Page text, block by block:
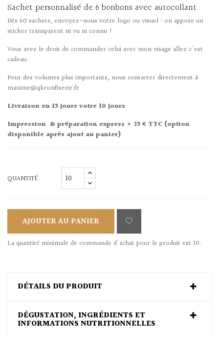
Sachet personnalisé de 6 bonbons avec autocollant
Dès 60 sachets, envoyez-nous votre logo ou visuel : on appose un
sticker transparent ni vu ni connu !
Vous avez le droit de commander celui avec mon visage allez c'est
cadeau.
Pour des volumes plus importants, nous contacter directement à
maxime@qkconfiserie.fr
Livraison en 15 jours voire 10 jours
Impression & préparation express + 35 € TTC (option
disponible après ajout au panier)
QUANTITÉ
AJOUTER AU PANIER
La quantité minimale de commande d'achat pour le produit est 10.
DÉTAILS DU PRODUIT
DÉGUSTATION, INGRÉDIENTS ET
INFORMATIONS NUTRITIONNELLES